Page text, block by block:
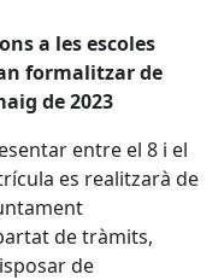
a les escoles
formalitzar de
de 2023
entre el 8 i el
es realitzarà de
de tràmits,
de